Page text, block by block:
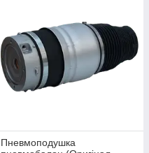
Пневмоподушка